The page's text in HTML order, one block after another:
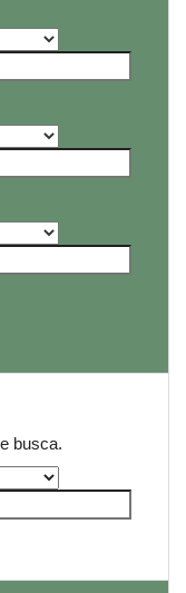
busca.